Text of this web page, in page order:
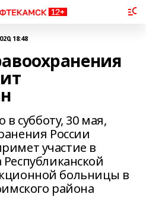
18:48
субботу, 30 мая,
России
участие в
больницы в
района